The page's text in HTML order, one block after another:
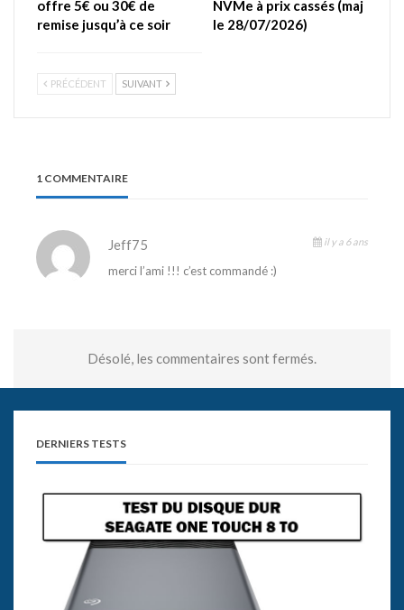
offre 5€ ou 30€ de
remise jusqu’à ce soir
NVMe à prix cassés (maj
le 28/07/2026)
PRÉCÉDENT SUIVANT
1 COMMENTAIRE
Jeff75 il y a 6 ans
merci l’ami !!! c’est commandé :)
Désolé, les commentaires sont fermés.
DERNIERS TESTS